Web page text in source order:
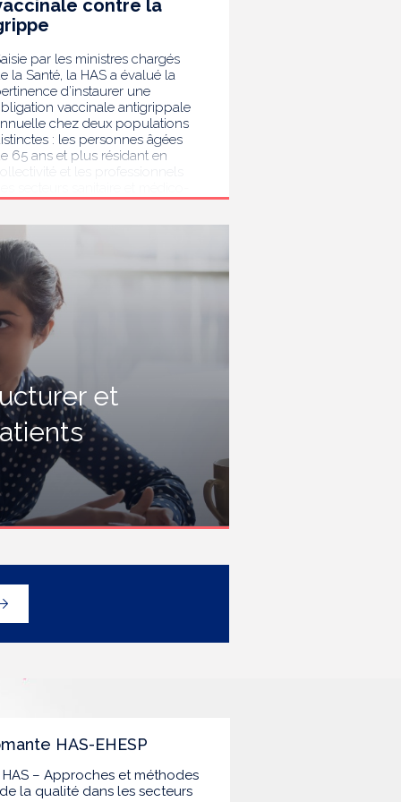
contre la
par les ministres chargés
la Santé, la HAS a évalué la
d’instaurer une
vaccinale antigrippale
chez deux populations
: les personnes âgées
65 ans et plus résidant en
collectivité et les professionnels
Au terme de son analyse,
vaccination antigrippale pour les
de 65 ans et plus
vivant en collectivité doit rester
sans devenir
obligatoire. Afin de protéger les
les plus vulnérables,
recommande en revanche la
mise en place d’une obligation
contre la grippe pour
l'ensemble des professionnels de
ainsi que pour les autres
travaillant dans les
de santé ou dans
établissements médicaux
hébergeant des
âgées, en contact
des personnes à risque de
sévère, avec un
prioritaire en Ehpad
et
HAS-EHESP
– Approches et méthodes
la qualité dans les secteurs